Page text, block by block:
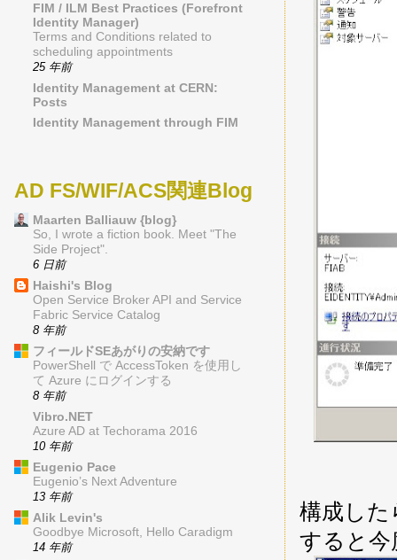
構成した
すると
FIM / ILM Best Practices (Forefront
Identity Manager)
Terms and Conditions related to
scheduling appointments
25 年前
Identity Management at CERN:
Posts
Identity Management through FIM
AD FS/WIF/ACS関連Blog
Maarten Balliauw {blog}
So, I wrote a fiction book. Meet "The
Side Project".
6 日前
Haishi's Blog
Open Service Broker API and Service
Fabric Service Catalog
8 年前
フィールドSEあがりの安納です
PowerShell で AccessToken を使用し
て Azure にログインする
8 年前
Vibro.NET
Azure AD at Techorama 2016
10 年前
Eugenio Pace
Eugenio’s Next Adventure
13 年前
Alik Levin's
Goodbye Microsoft, Hello Caradigm
14 年前